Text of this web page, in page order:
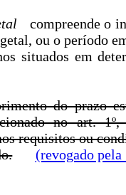
compreende o
ou o período
situados em
do prazo
no art.
requisitos ou
(revogado